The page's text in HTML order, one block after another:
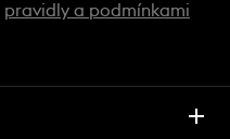
pravidly a podmínkami